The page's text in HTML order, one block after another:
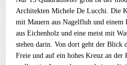
Architekten Michele De Lucchi. Die
mit Mauern aus Nagelfluh und einem
aus Eichenholz und eine meist mit
stehen darin. Von dort geht der Blick
Freie und auf ein hohes Kreuz an der